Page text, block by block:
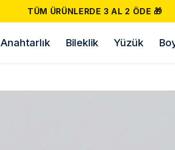
TÜM ÜRÜNLERDE 3 AL 2 ÖDE 🎁
Anahtarlık Bileklik Yüzük